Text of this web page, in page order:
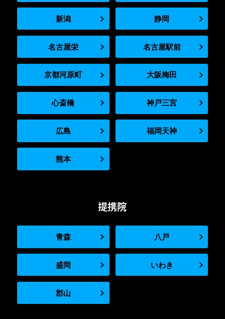
新潟 静岡
名古屋栄 名古屋駅前
京都河原町 大阪梅田
心斎橋 神戸三宮
広島 福岡天神
熊本
提携院
青森 八戸
盛岡 いわき
郡山